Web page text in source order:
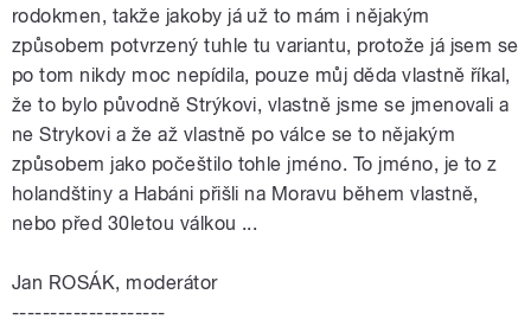
rodokmen, takže jakoby já už to mám i nějakým
způsobem potvrzený tuhle tu variantu, protože já jsem se
po tom nikdy moc nepídila, pouze můj děda vlastně říkal,
že to bylo původně Strýkovi, vlastně jsme se jmenovali a
ne Strykovi a že až vlastně po válce se to nějakým
způsobem jako počeštilo tohle jméno. To jméno, je to z
holandštiny a Habáni přišli na Moravu během vlastně,
nebo před 30letou válkou ...
Jan ROSÁK, moderátor
--------------------